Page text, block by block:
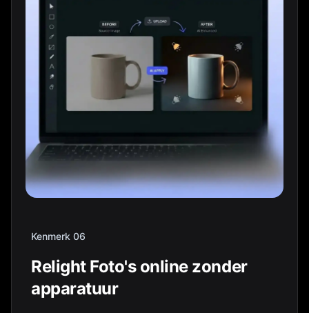
Kenmerk 06
Relight Foto's online zonder
apparatuur